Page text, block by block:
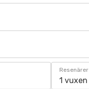
Resenärer
1 vuxen